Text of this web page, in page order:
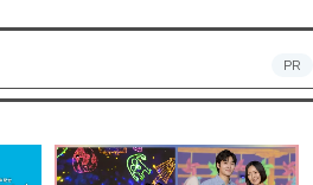
PR